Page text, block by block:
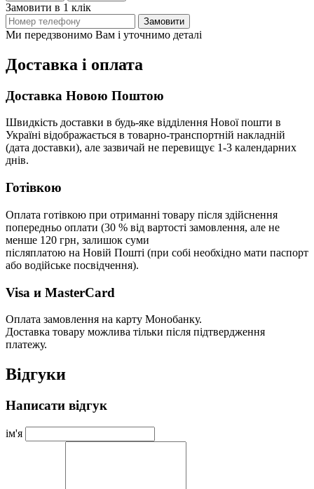
Замовити в 1 клік
Замовити
Ми передзвонимо Вам і уточнимо деталі
Доставка і оплата
Доставка Новою Поштою
Швидкість доставки в будь-яке відділення Нової пошти в
Україні відображається в товарно-транспортній накладній
(дата доставки), але зазвичай не перевищує 1-3 календарних
днів.
Готівкою
Оплата готівкою при отриманні товару після здійснення
попередньо оплати (30 % від вартості замовлення, але не
менше 120 грн, залишок суми
післяплатою на Новій Пошті (при собі необхідно мати паспорт
або водійське посвідчення).
Visa и MasterCard
Оплата замовлення на карту Монобанку.
Доставка товару можлива тільки після підтвердження
платежу.
Відгуки
Написати відгук
ім'я